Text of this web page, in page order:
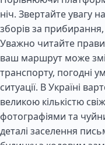
ніч. Звертайте увагу
зборів за прибирання,
Уважно читайте
ваш маршрут може
транспорту, погодні
ситуації. В Україні
великою кількістю
фотографіями та
деталі заселення